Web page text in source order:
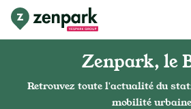
Zenpark, le
Retrouvez toute l'actualité du
mobilité